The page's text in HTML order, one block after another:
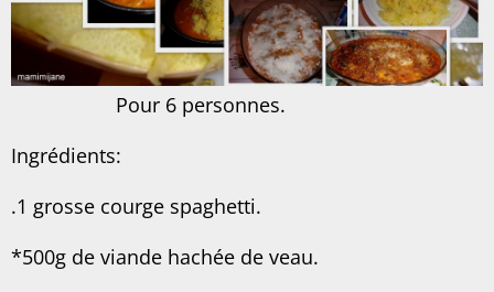
Pour 6 personnes.
Ingrédients:
.1 grosse courge spaghetti.
*500g de viande hachée de veau.